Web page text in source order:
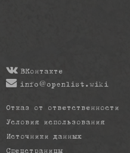
ВКонтакте
info@openlist.wiki
Отказ от ответственности
Условия использования
Источники данных
Спецстраницы